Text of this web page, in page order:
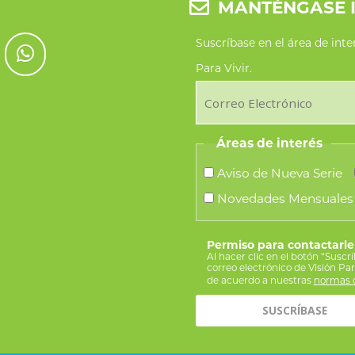
MANTÉNGASE
Suscríbase en el área de
Para Vivir.
Áreas de interés
Aviso de Nueva Serie
Novedades Mensuales
Permiso para contactarle
Al hacer clic en el botón
correo electrónico de Visión
de acuerdo a nuestras normas